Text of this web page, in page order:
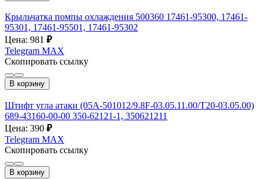
Крыльчатка помпы охлаждения 500360 17461-95300, 17461-
95301, 17461-95501, 17461-95302
Цена: 981 ₽
Telegram MAX
Скопировать ссылку
В корзину
Штифт угла атаки (05A-501012/9.8F-03.05.11.00/T20-03.05.00)
689-43160-00-00 350-62121-1, 350621211
Цена: 390 ₽
Telegram MAX
Скопировать ссылку
В корзину